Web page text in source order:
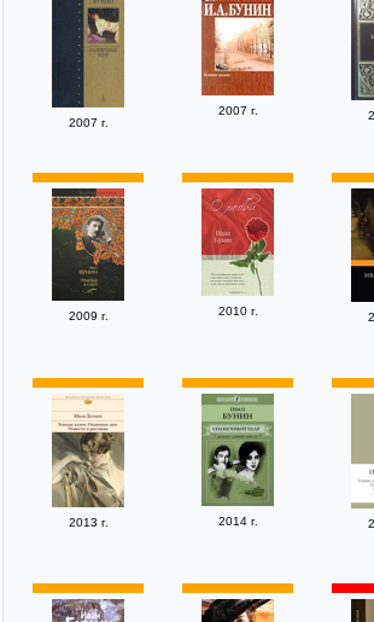
2007 г.
2007 г.
2009 г. 2010 г.
2013 г. 2014 г.